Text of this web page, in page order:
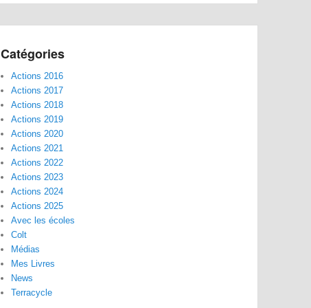
Catégories
Actions 2016
Actions 2017
Actions 2018
Actions 2019
Actions 2020
Actions 2021
Actions 2022
Actions 2023
Actions 2024
Actions 2025
Avec les écoles
Colt
Médias
Mes Livres
News
Terracycle